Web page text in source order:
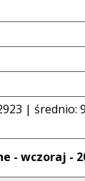
| średnio:
- wczoraj -